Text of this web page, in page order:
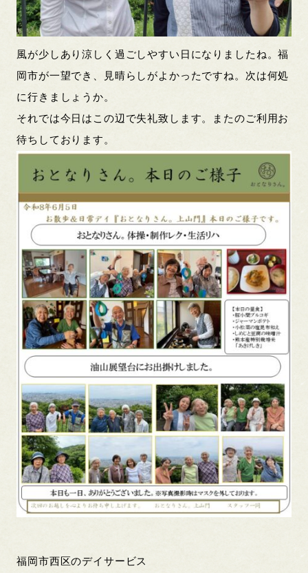
風が少しあり涼しく過ごしやすい日になりましたね。福
岡市が一望でき、見晴らしがよかったですね。次は何処
に行きましょうか。
それでは今日はこの辺で失礼致します。またのご利用お
待ちしております。
福岡市西区のデイサービス